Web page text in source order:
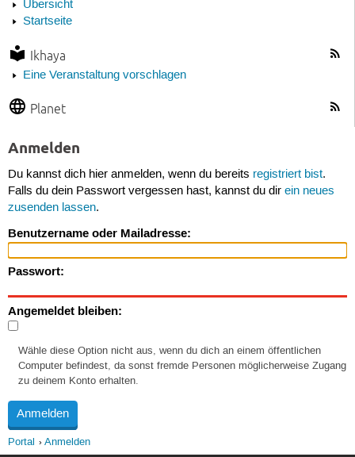
Übersicht
Startseite
Ikhaya
Eine Veranstaltung vorschlagen
Planet
Anmelden
Du kannst dich hier anmelden, wenn du bereits registriert bist.
Falls du dein Passwort vergessen hast, kannst du dir ein neues
zusenden lassen.
Benutzername oder Mailadresse:
Passwort:
Angemeldet bleiben:
Wähle diese Option nicht aus, wenn du dich an einem öffentlichen
Computer befindest, da sonst fremde Personen möglicherweise Zugang
zu deinem Konto erhalten.
Portal Anmelden